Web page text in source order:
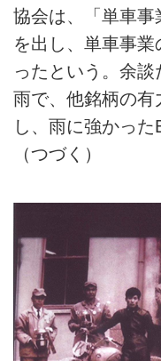
協会は、「単車事
を出し、単車事
ったという。余
雨で、他銘柄の有
し、雨に強かった
（つづく）